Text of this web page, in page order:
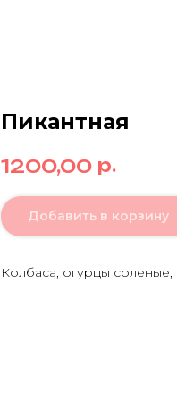
Пикантная
1200,00 р.
Добавить в корзину
Колбаса, огурцы соленые,